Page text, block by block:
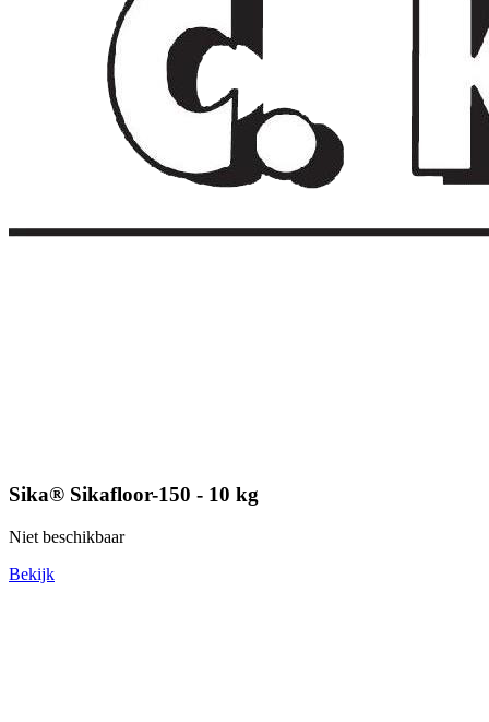
Sika® Sikafloor-150 - 10 kg
Niet beschikbaar
Bekijk